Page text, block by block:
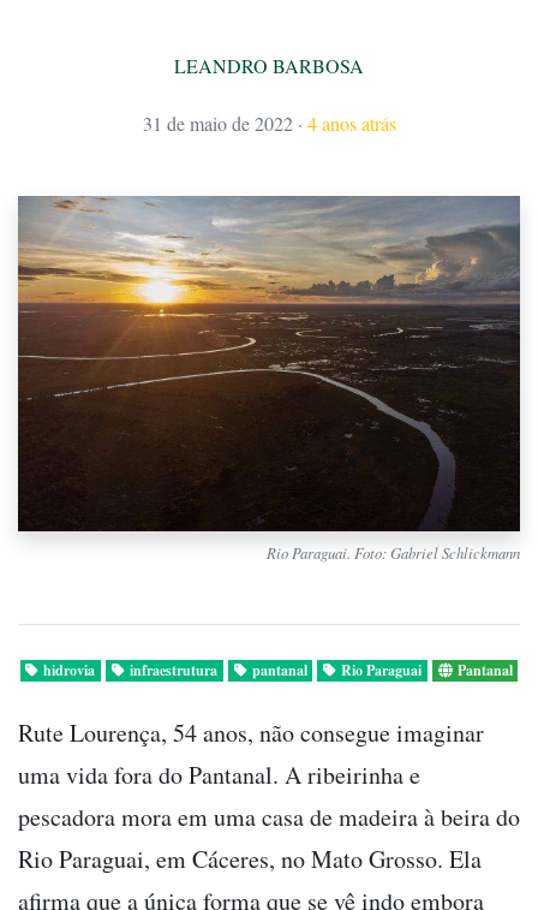
LEANDRO BARBOSA
31 de maio de 2022 · 4 anos atrás
Rio Paraguai. Foto: Gabriel Schlickmann
hidrovia infraestrutura pantanal Rio Paraguai Pantanal
Rute Lourença, 54 anos, não consegue imaginar
uma vida fora do Pantanal. A ribeirinha e
pescadora mora em uma casa de madeira à beira do
Rio Paraguai, em Cáceres, no Mato Grosso. Ela
afirma que a única forma que se vê indo embora